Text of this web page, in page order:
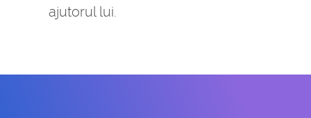
ajutorul lui.